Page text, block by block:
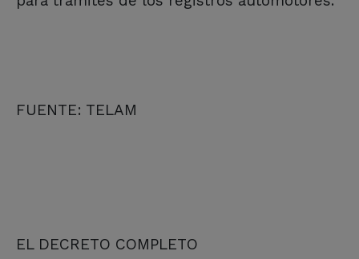
FUENTE: TELAM
EL DECRETO COMPLETO